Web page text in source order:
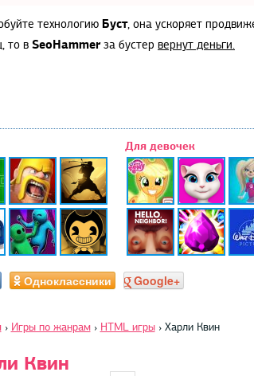
технологию Буст, она ускоряет
то в SeoHammerза бустер вернут деньги.
Для девочек
Одноклассники Google+
› Игры по жанрам › HTML игры › Харли Квин
Квин